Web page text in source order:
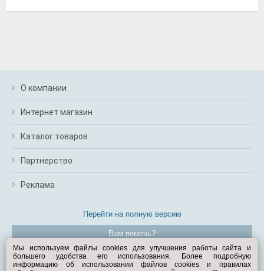
О компании
Интернет магазин
Каталог товаров
Партнерство
Реклама
Перейти на полную версию
Вам помочь?
© Exist.ru 1998—2026
Мы используем файлы cookies для улучшения работы сайта и
большего удобства его использования. Более подробную
информацию об использовании файлов cookies и правилах